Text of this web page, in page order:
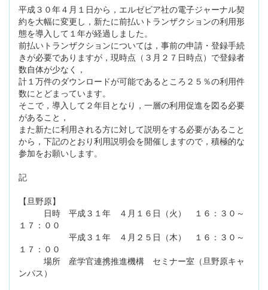
平成３０年４月１日から，エルゼビア社の電子ジャーナル契
約を大幅に変更し，新たに前払いトランザクションの利用形
態を導入して１年が経過しました。
前払いトランザクションについては，事前の申請・登録手続
きが必要でありますが，現時点（３月２７日時点）で登録者
数自体が少なく，
計１万件のダウンロードが可能であるところ２５％の利用件
数にとどまっています。
そこで，導入して２年目となり，一層の利用促進を図る必要
があること，
また新たに利用される方に対して説明をする必要があること
から，下記のとおり利用説明会を開催しますので，積極的な
参加をお願いします。
記
【旦野原】
日時 平成３１年 ４月１６日（火） １６：３０～
１７：００
平成３１年 ４月２５日（木） １６：３０～
１７：００
場所 産学官連携推進機構 セミナー室（旦野原キャ
ンパス）